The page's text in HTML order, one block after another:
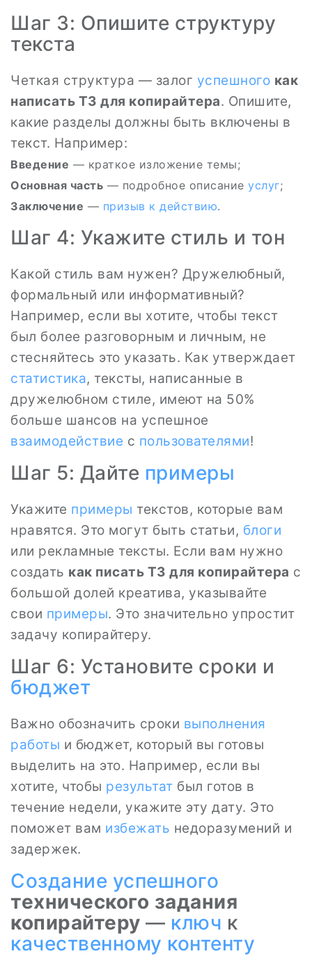
Шаг 3: Опишите структуру
текста
Четкая структура — залог успешного как
написать ТЗ для копирайтера. Опишите,
какие разделы должны быть включены в
текст. Например:
Введение — краткое изложение темы;
Основная часть — подробное описание услуг;
Заключение — призыв к действию.
Шаг 4: Укажите стиль и тон
Какой стиль вам нужен? Дружелюбный,
формальный или информативный?
Например, если вы хотите, чтобы текст
был более разговорным и личным, не
стесняйтесь это указать. Как утверждает
статистика, тексты, написанные в
дружелюбном стиле, имеют на 50%
больше шансов на успешное
взаимодействие с пользователями!
Шаг 5: Дайте примеры
Укажите примеры текстов, которые вам
нравятся. Это могут быть статьи, блоги
или рекламные тексты. Если вам нужно
создать как писать ТЗ для копирайтера с
большой долей креатива, указывайте
свои примеры. Это значительно упростит
задачу копирайтеру.
Шаг 6: Установите сроки и
бюджет
Важно обозначить сроки выполнения
работы и бюджет, который вы готовы
выделить на это. Например, если вы
хотите, чтобы результат был готов в
течение недели, укажите эту дату. Это
поможет вам избежать недоразумений и
задержек.
Создание успешного
технического задания
копирайтеру — ключ к
качественному контенту